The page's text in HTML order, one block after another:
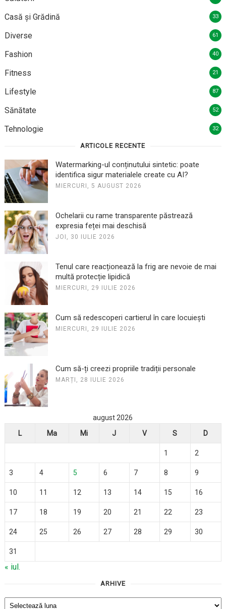
Casă și Grădină 33
Diverse 61
Fashion 40
Fitness 21
Lifestyle 87
Sănătate 52
Tehnologie 32
ARTICOLE RECENTE
Watermarking-ul conținutului sintetic: poate
identifica sigur materialele create cu AI?
MIERCURI, 5 AUGUST 2026
Ochelarii cu rame transparente păstrează
expresia feței mai deschisă
JOI, 30 IULIE 2026
Tenul care reacționează la frig are nevoie de mai
multă protecție lipidică
MIERCURI, 29 IULIE 2026
Cum să redescoperi cartierul în care locuiești
MIERCURI, 29 IULIE 2026
Cum să-ți creezi propriile tradiții personale
MARȚI, 28 IULIE 2026
august 2026
L
Ma Mi J V S D
1 2
3 4 5 6 7 8 9
10 11 12 13 14 15 16
17 18 19 20 21 22 23
24 25 26 27 28 29 30
31
« iul.
ARHIVE
Arhive